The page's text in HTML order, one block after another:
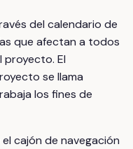
del calendario de
que afectan a todos
proyecto. El
se llama
los fines de
cajón de navegación